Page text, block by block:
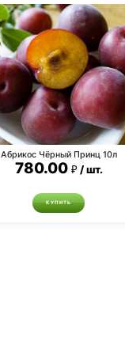
Абрикос Чёрный Принц 10л
780.00 шт.
КУПИТЬ